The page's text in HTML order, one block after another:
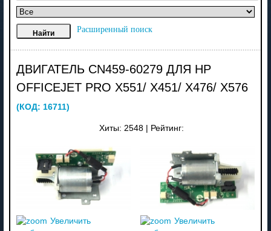
Расширенный поиск
ДВИГАТЕЛЬ CN459-60279 ДЛЯ HP
OFFICEJET PRO X551/ X451/ X476/ X576
(КОД: 16711)
Хиты: 2548 Рейтинг:
Увеличить
Увеличить